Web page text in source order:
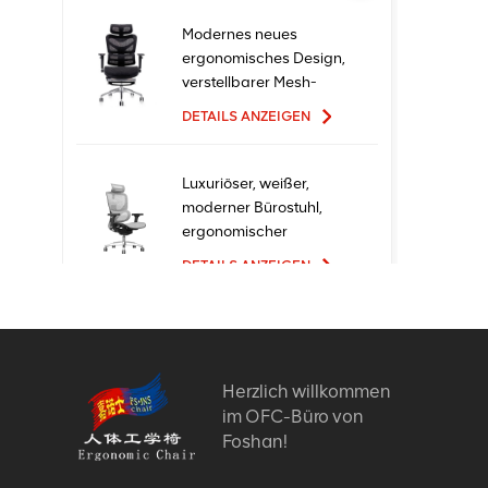
Modernes neues
ergonomisches Design,
verstellbarer Mesh-
DETAILS ANZEIGEN
Luxuriöser, weißer,
moderner Bürostuhl,
ergonomischer
Chefsessel mit Mesh-
DETAILS ANZEIGEN
Ergonomische
Design und hoher
DETAILS ANZEIGEN
Herzlich willkommen
im OFC-Büro von
Foshan!